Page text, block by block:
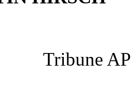
Tribune